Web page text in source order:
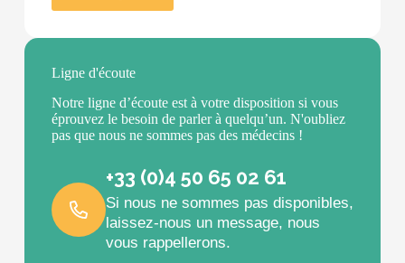
Ligne d'écoute
Notre ligne d’écoute est à votre disposition si vous
éprouvez le besoin de parler à quelqu’un. N'oubliez
pas que nous ne sommes pas des médecins !
+33 (0)4 50 65 02 61
Si nous ne sommes pas disponibles,
laissez-nous un message, nous
vous rappellerons.